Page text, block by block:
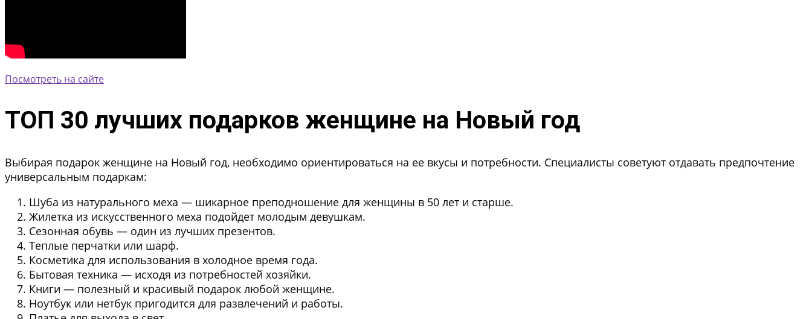
Посмотреть на сайте
ТОП 30 лучших подарков женщине на Новый год
Выбирая подарок женщине на Новый год, необходимо ориентироваться на ее вкусы и потребности. Специалисты советуют отдавать предпочтение
универсальным подаркам:
Шуба из натурального меха — шикарное преподношение для женщины в 50 лет и старше.
Жилетка из искусственного меха подойдет молодым девушкам.
Сезонная обувь — один из лучших презентов.
Теплые перчатки или шарф.
Косметика для использования в холодное время года.
Бытовая техника — исходя из потребностей хозяйки.
Книги — полезный и красивый подарок любой женщине.
Ноутбук или нетбук пригодится для развлечений и работы.